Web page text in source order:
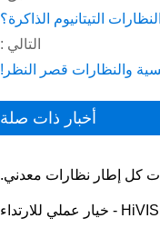
التيتانيوم الذاكرة؟
التالي :
والنظارات قصر النظر!
أخبار ذات صلة
كل إطار نظارات معدني.
الإطار البصري المصفح بالأسيتات من HiVISION - خيار عملي للارتداء